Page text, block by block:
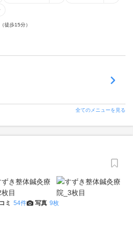
徒歩15分）
全てのメニューを見る
ミ 54件 写真 9枚